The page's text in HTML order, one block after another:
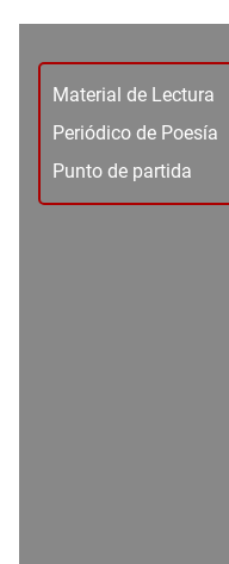
Material de Lectura
Periódico de Poesía
Punto de partida